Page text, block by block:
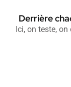
Derrière
Ici, on teste,